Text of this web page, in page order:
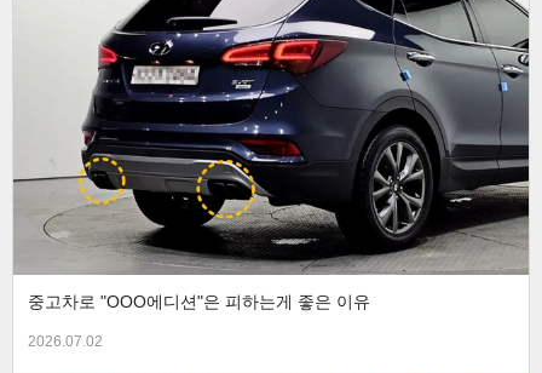
중고차로 "OOO에디션"은 피하는게 좋은 이유
2026.07.02